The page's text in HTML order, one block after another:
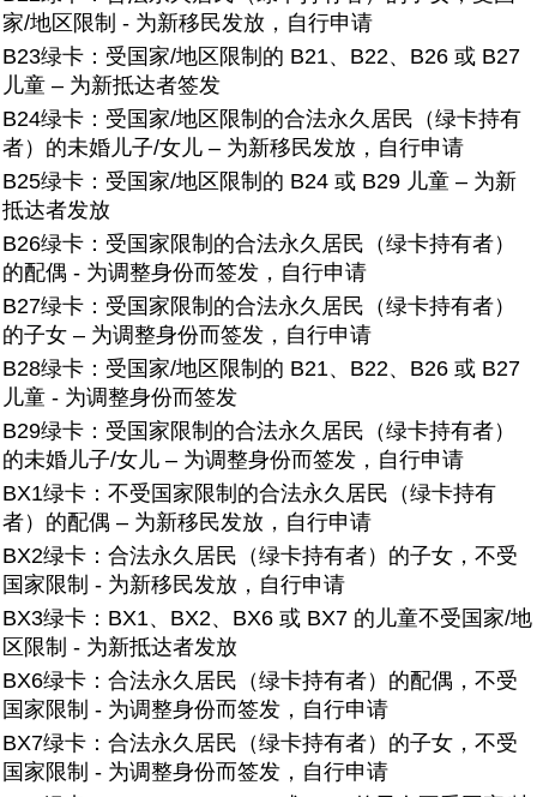
家/地区限制 - 为新移民发放，自行申请
B23绿卡： 受国家/地区限制的 B21、B22、B26 或 B27
儿童 – 为新抵达者签发
B24绿卡： 受国家/地区限制的合法永久居民（绿卡持有
者）的未婚儿子/女儿 – 为新移民发放，自行申请
B25绿卡： 受国家/地区限制的 B24 或 B29 儿童 – 为新
抵达者发放
B26绿卡： 受国家限制的合法永久居民（绿卡持有者）
的配偶 - 为调整身份而签发，自行申请
B27绿卡： 受国家限制的合法永久居民（绿卡持有者）
的子女 – 为调整身份而签发，自行申请
B28绿卡：受国家/地区限制的 B21、B22、B26 或 B27
儿童 - 为调整身份而签发
B29绿卡： 受国家限制的合法永久居民（绿卡持有者）
的未婚儿子/女儿 – 为调整身份而签发，自行申请
BX1绿卡： 不受国家限制的合法永久居民（绿卡持有
者）的配偶 – 为新移民发放，自行申请
BX2绿卡： 合法永久居民（绿卡持有者）的子女，不受
国家限制 - 为新移民发放，自行申请
BX3绿卡： BX1、BX2、BX6 或 BX7 的儿童不受国家/地
区限制 - 为新抵达者发放
BX6绿卡： 合法永久居民（绿卡持有者）的配偶，不受
国家限制 - 为调整身份而签发，自行申请
BX7绿卡： 合法永久居民（绿卡持有者）的子女，不受
国家限制 - 为调整身份而签发，自行申请